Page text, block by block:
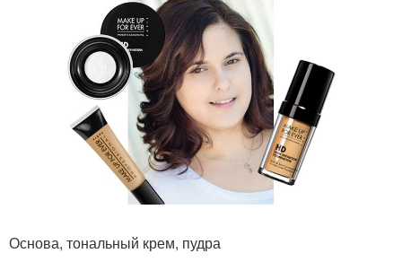
Основа, тональный крем, пудра